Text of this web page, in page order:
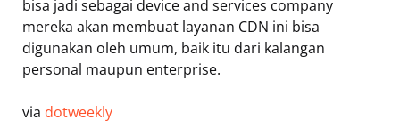
bisa jadi sebagai device and services company
mereka akan membuat layanan CDN ini bisa
digunakan oleh umum, baik itu dari kalangan
personal maupun enterprise.
via dotweekly